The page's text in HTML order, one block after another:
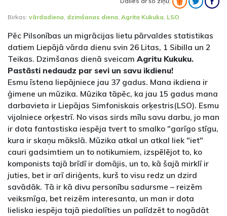
Birkas: vārdadiena, dzimšanas diena, Agrita Kukuka, LSO
Pēc Pilsonības un migrācijas lietu pārvaldes statistikas
datiem Liepājā vārda dienu svin 26 Litas, 1 Sibilla un 2
Teikas. Dzimšanas dienā sveicam Agritu Kukuku.
Pastāsti nedaudz par sevi un savu ikdienu!
Esmu īstena liepājniece jau 37 gadus. Mana ikdiena ir
ģimene un mūzika. Mūzika tāpēc, ka jau 15 gadus mana
darbavieta ir Liepājas Simfoniskais orķestris(LSO). Esmu
vijolniece orķestrī. No visas sirds mīlu savu darbu, jo man
ir dota fantastiska iespēja tvert to smalko "garīgo stīgu,
kura ir skaņu mākslā. Mūzika atkal un atkal liek "iet"
cauri gadsimtiem un to notikumiem, izspēlējot to, ko
komponists tajā brīdī ir domājis, un to, kā šajā mirklī ir
juties, bet ir arī diriģents, kurš to visu redz un dzird
savādāk. Tā ir kā divu personību sadursme – reizēm
veiksmīga, bet reizēm interesanta, un man ir dota
lieliska iespēja tajā piedalīties un palīdzēt to nogādāt